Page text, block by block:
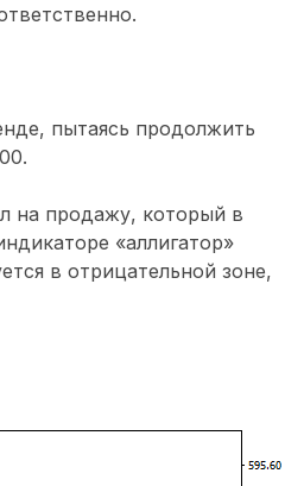
пытаясь продолжить
на продажу, который в
«аллигатор»
в отрицательной зоне,